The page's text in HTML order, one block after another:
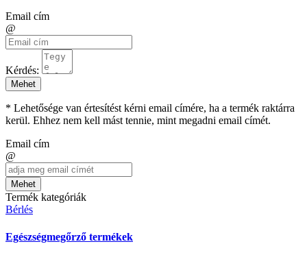
Email cím
@
Kérdés:
Mehet
* Lehetősége van értesítést kérni email címére, ha a termék raktárra
kerül. Ehhez nem kell mást tennie, mint megadni email címét.
Email cím
@
Mehet
Termék kategóriák
Bérlés
Egészségmegőrző termékek